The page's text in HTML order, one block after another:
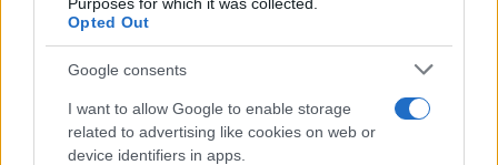
Opted Out
Google consents
I want to allow Google to enable storage
related to advertising like cookies on web or
device identifiers in apps.
antico, che precede perfino il liberalismo
moderno. Lo Stato dispone della forza, della
investigare e di limitare le libertà individuali. Il
cittadino, invece, ha soltanto i propri diritti.